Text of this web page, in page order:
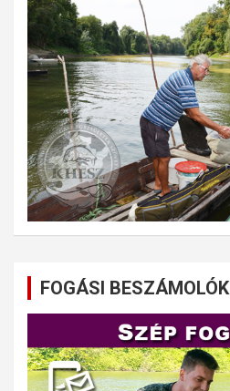
FOGÁSI BESZÁMOLÓK